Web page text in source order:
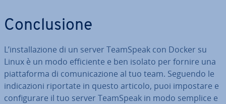
Con­clu­sio­ne
L’in­stal­la­zio­ne di un server TeamSpeak con Docker su
Linux è un modo ef­fi­cien­te e ben isolato per fornire una
piat­ta­for­ma di co­mu­ni­ca­zio­ne al tuo team. Seguendo le
in­di­ca­zio­ni riportate in questo articolo, puoi impostare e
con­fi­gu­ra­re il tuo server TeamSpeak in modo semplice e